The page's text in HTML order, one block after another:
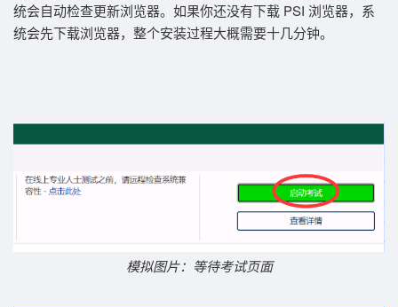
统会自动检查更新浏览器。如果你还没有下载 PSI 浏览器，系
统会先下载浏览器，整个安装过程大概需要十几分钟。
模拟图片：等待考试页面